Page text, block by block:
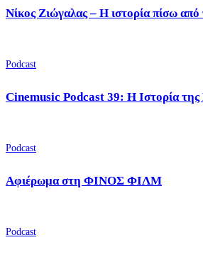
Νίκος Ζιώγαλας – Η ιστορία πίσω
Podcast
Cinemusic Podcast 39: Η Ιστορία
Podcast
Αφιέρωμα στη ΦΙΝΟΣ ΦΙΛΜ
Podcast